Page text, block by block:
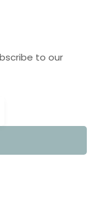
to our